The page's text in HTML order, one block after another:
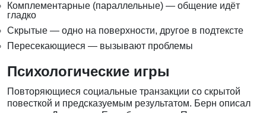
Комплементарные (параллельные) — общение идёт
гладко
Скрытые — одно на поверхности, другое в подтексте
Пересекающиеся — вызывают проблемы
Психологические игры
Повторяющиеся социальные транзакции со скрытой
повесткой и предсказуемым результатом. Берн описал